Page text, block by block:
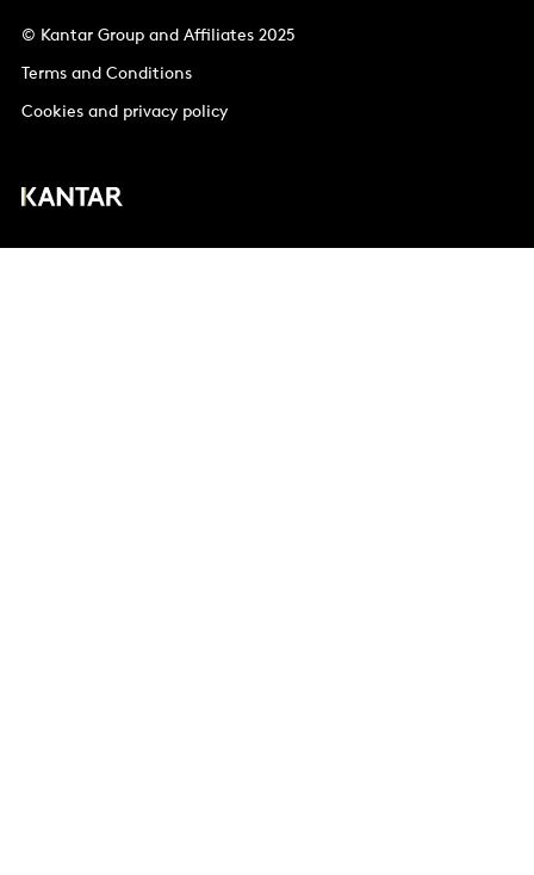
© Kantar Group and Affiliates 2025
Terms and Conditions
Cookies and privacy policy